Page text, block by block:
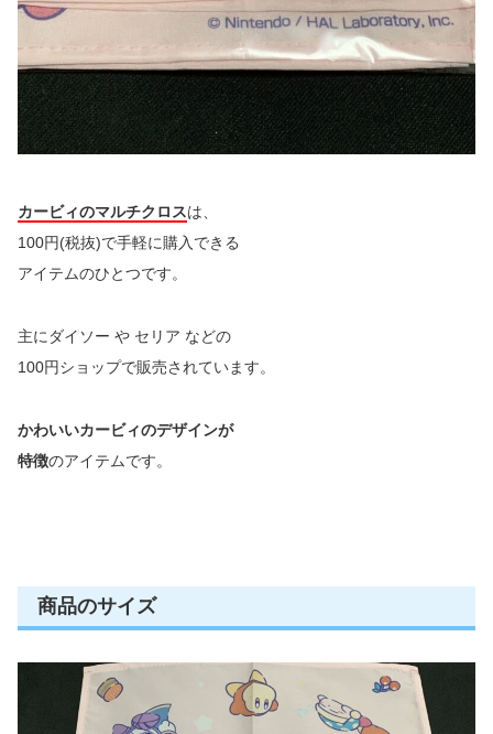
カービィのマルチクロスは、
100円(税抜)で手軽に購入できる
アイテムのひとつです。
主にダイソー や セリア などの
100円ショップで販売されています。
かわいいカービィのデザインが
特徴のアイテムです。
商品のサイズ